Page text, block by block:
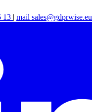
13 | mail sales@gdprwise.eu